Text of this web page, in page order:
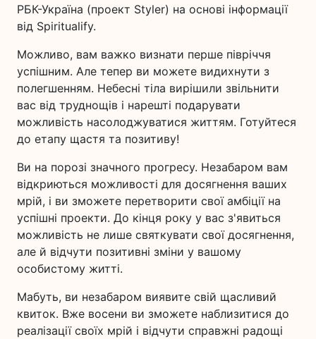
РБК-Україна (проект Styler) на основі інформації
від Spiritualify.
Можливо, вам важко визнати перше півріччя
успішним. Але тепер ви можете видихнути з
полегшенням. Небесні тіла вирішили звільнити
вас від труднощів і нарешті подарувати
можливість насолоджуватися життям. Готуйтеся
до етапу щастя та позитиву!
Ви на порозі значного прогресу. Незабаром вам
відкриються можливості для досягнення ваших
мрій, і ви зможете перетворити свої амбіції на
успішні проекти. До кінця року у вас з'явиться
можливість не лише святкувати свої досягнення,
але й відчути позитивні зміни у вашому
особистому житті.
Мабуть, ви незабаром виявите свій щасливий
квиток. Вже восени ви зможете наблизитися до
реалізації своїх мрій і відчути справжні радощі